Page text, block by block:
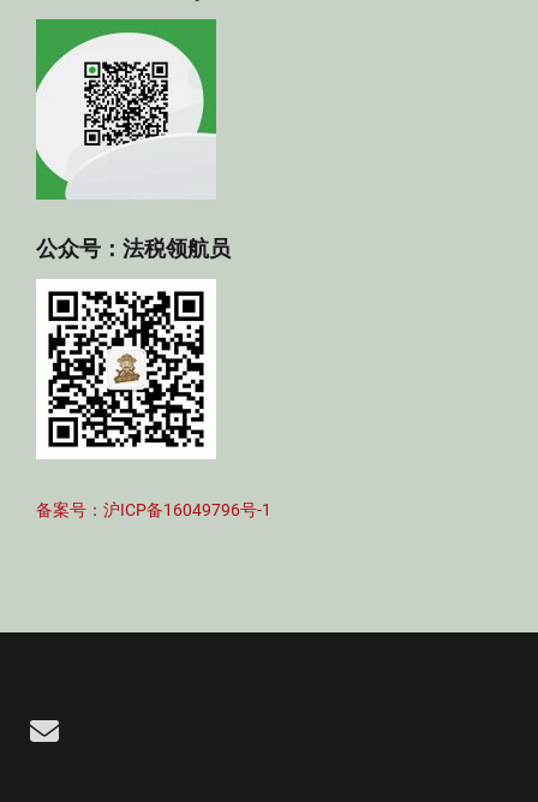
公众号：法税领航员
备案号：沪ICP备16049796号-1
Email